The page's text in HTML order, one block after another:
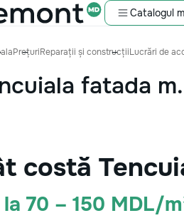
Catalogul
PrețuriReparații și construcțiiLucrări de
fatada
costă
la 70 – 150 MDL/